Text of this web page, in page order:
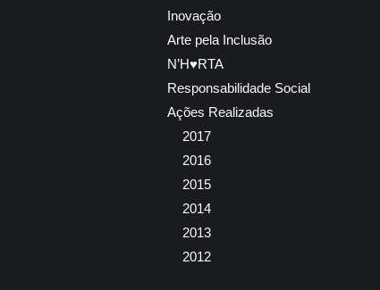
Inovação
Arte pela Inclusão
N’H♥RTA
Responsabilidade Social
Ações Realizadas
2017
2016
2015
2014
2013
2012